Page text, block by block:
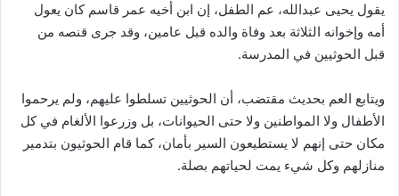
يقول يحيى عبدالله، عم الطفل، إن ابن أخيه عمر قاسم كان يعول
أمه وإخوانه الثلاثة بعد وفاة والده قبل عامين، وقد جرى قنصه من
قبل الحوثيين في المدرسة.
ويتابع العم بحديث مقتضب، أن الحوثيين تسلطوا عليهم، ولم يرحموا
الأطفال ولا المواطنين ولا حتى الحيوانات، بل وزرعوا الألغام في كل
مكان حتى إنهم لا يستطيعون السير بأمان، كما قام الحوثيون بتدمير
منازلهم وكل شيء يمت لحياتهم بصلة.